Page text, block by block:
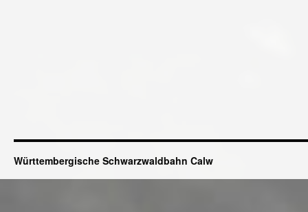
Württembergische Schwarzwaldbahn Calw